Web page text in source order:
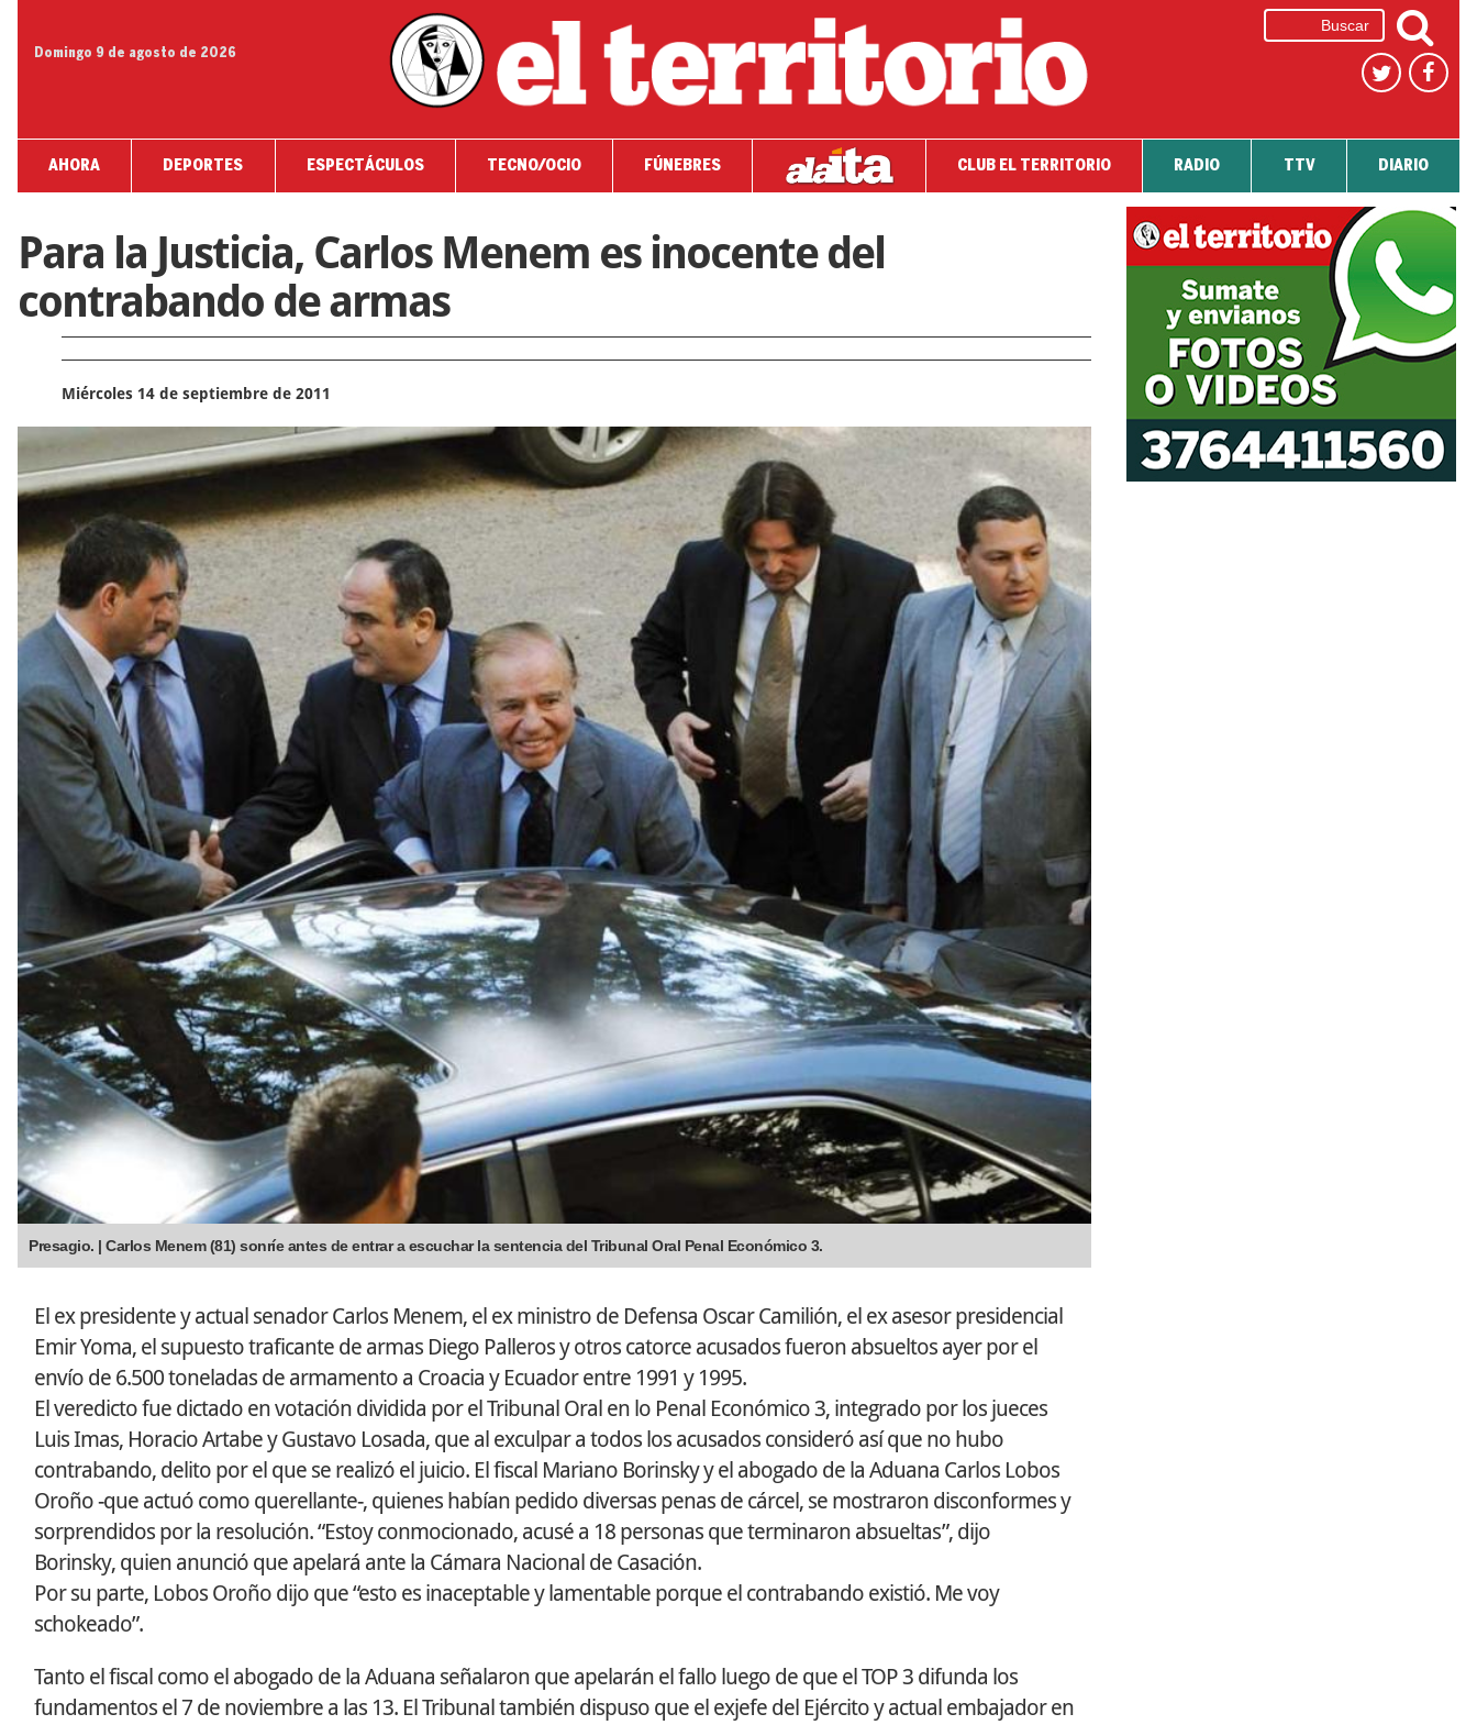
Domingo 9 de agosto de 2026
AHORA DEPORTES ESPECTÁCULOS TECNO/OCIO FÚNEBRES CLUB EL TERRITORIO RADIO TTV DIARIO
Para la Justicia, Carlos Menem es inocente del
contrabando de armas
Miércoles 14 de septiembre de 2011
Presagio. | Carlos Menem (81) sonríe antes de entrar a escuchar la sentencia del Tribunal Oral Penal Económico 3.
El ex presidente y actual senador Carlos Menem, el ex ministro de Defensa Oscar Camilión, el ex asesor presidencial
Emir Yoma, el supuesto traficante de armas Diego Palleros y otros catorce acusados fueron absueltos ayer por el
envío de 6.500 toneladas de armamento a Croacia y Ecuador entre 1991 y 1995.
El veredicto fue dictado en votación dividida por el Tribunal Oral en lo Penal Económico 3, integrado por los jueces
Luis Imas, Horacio Artabe y Gustavo Losada, que al exculpar a todos los acusados consideró así que no hubo
contrabando, delito por el que se realizó el juicio. El fiscal Mariano Borinsky y el abogado de la Aduana Carlos Lobos
Oroño -que actuó como querellante-, quienes habían pedido diversas penas de cárcel, se mostraron disconformes y
sorprendidos por la resolución. “Estoy conmocionado, acusé a 18 personas que terminaron absueltas”, dijo
Borinsky, quien anunció que apelará ante la Cámara Nacional de Casación.
Por su parte, Lobos Oroño dijo que “esto es inaceptable y lamentable porque el contrabando existió. Me voy
schokeado”.
Tanto el fiscal como el abogado de la Aduana señalaron que apelarán el fallo luego de que el TOP 3 difunda los
fundamentos el 7 de noviembre a las 13. El Tribunal también dispuso que el exjefe del Ejército y actual embajador en